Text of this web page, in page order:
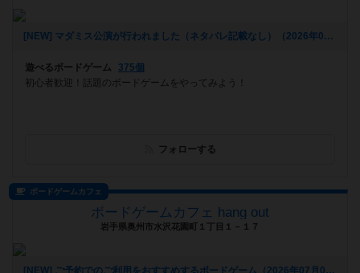
[NEW] マダミス公演が行われました（ネタバレ記載なし）（2026年07月05日 19時53分）
遊べるボードゲーム
375個
初心者歓迎！話題のボードゲームをやってみよう！
フォローする
ボードゲームカフェ
ボードゲームカフェ hang out
岩手県奥州市水沢花園町１丁目１－１７
[NEW] ご予約でのご利用をおすすめするボードゲーム（2026年07月04日 11時59分）